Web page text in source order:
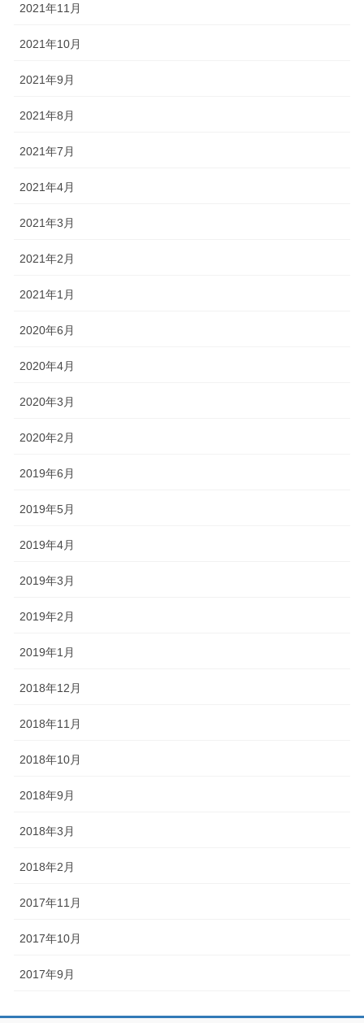
2021年11月
2021年10月
2021年9月
2021年8月
2021年7月
2021年4月
2021年3月
2021年2月
2021年1月
2020年6月
2020年4月
2020年3月
2020年2月
2019年6月
2019年5月
2019年4月
2019年3月
2019年2月
2019年1月
2018年12月
2018年11月
2018年10月
2018年9月
2018年3月
2018年2月
2017年11月
2017年10月
2017年9月